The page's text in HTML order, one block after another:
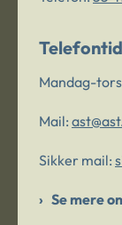
Mandag-
Mail:
Sikker mail:
Se mere